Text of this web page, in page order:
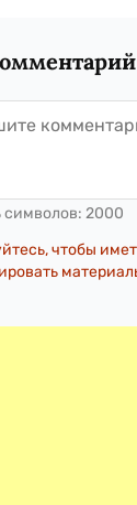
символов: 2000
чтобы